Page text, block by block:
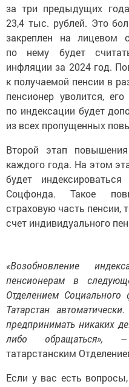
23,4 тыс. рублей. Это
закреплен на лицевом
по нему будет
инфляции за 2024 год.
к получаемой пенсии в
пенсионер уволится,
по индексации будет
из всех пропущенных
каждого года. На этом
будет
Соцфонда. Такое
страховую часть пенсии,
счет индивидуального
пенсионерам в
Отделением
Татарстан
предпринимать никаких
либо обращаться»,
татарстанским
консультацию по